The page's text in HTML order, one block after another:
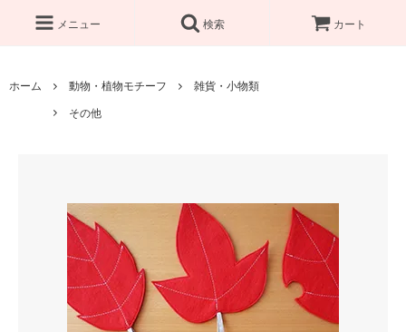
メニュー 検索 カート
ホーム 動物・植物モチーフ
雑貨・小物類
その他